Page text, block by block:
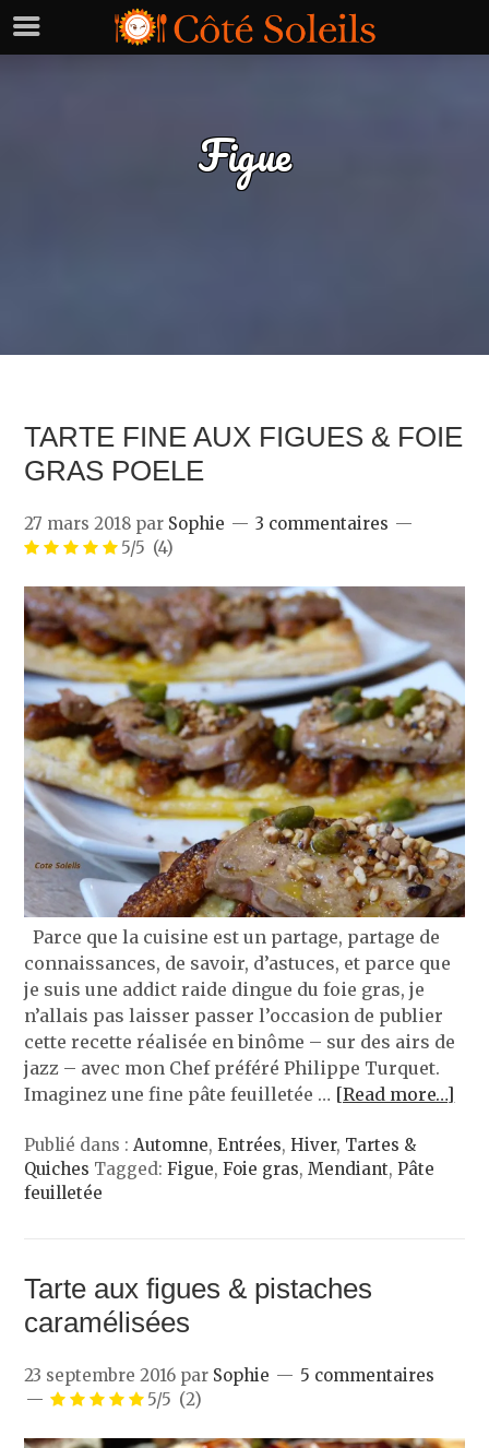
Figue
TARTE FINE AUX FIGUES & FOIE
GRAS POELE
27 mars 2018 par Sophie
3 commentaires
5/5 (4)
Parce que la cuisine est un partage, partage de
connaissances, de savoir, d’astuces, et parce que
je suis une addict raide dingue du foie gras, je
n’allais pas laisser passer l’occasion de publier
cette recette réalisée en binôme – sur des airs de
jazz – avec mon Chef préféré Philippe Turquet.
Imaginez une fine pâte feuilletée … [Read more…]
Publié dans :Automne,Entrées,Hiver, Tartes &
Quiches Tagged:Figue,Foie gras,Mendiant,Pâte
feuilletée
Tarte aux figues & pistaches
caramélisées
23 septembre 2016 par Sophie
5 commentaires
5/5 (2)